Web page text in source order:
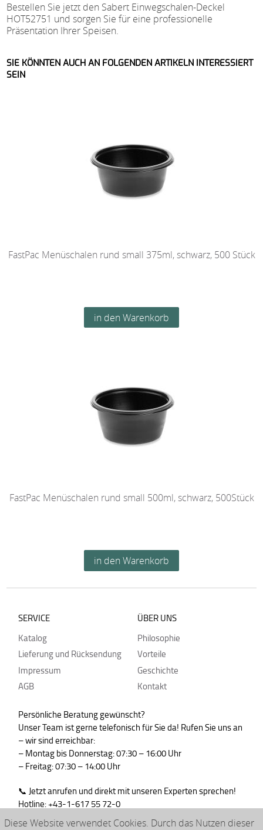
Bestellen Sie jetzt den Sabert Einwegschalen-Deckel
HOT52751 und sorgen Sie für eine professionelle
Präsentation Ihrer Speisen.
SIE KÖNNTEN AUCH AN FOLGENDEN ARTIKELN INTERESSIERT
SEIN
FastPac Menüschalen rund small 375ml, schwarz, 500 Stück
FastPac Menüschalen rund small 500ml, schwarz, 500Stück
SERVICE
Katalog
Lieferung und Rücksendung
Impressum
AGB
ÜBER UNS
Philosophie
Vorteile
Geschichte
Kontakt
Persönliche Beratung gewünscht?
Unser Team ist gerne telefonisch für Sie da! Rufen Sie uns an
– wir sind erreichbar:
– Montag bis Donnerstag: 07:30 – 16:00 Uhr
– Freitag: 07:30 – 14:00 Uhr
📞 Jetzt anrufen und direkt mit unseren Experten sprechen!
Hotline: +43-1-617 55 72-0
WhatsApp : +43-664-99830765
Diese Website verwendet Cookies. Durch das Nutzen dieser